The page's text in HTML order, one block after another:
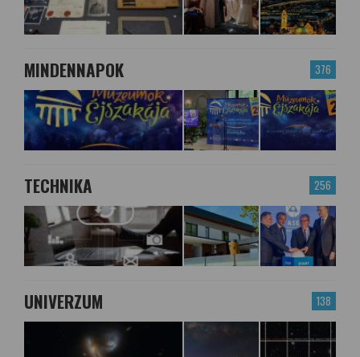
376
MINDENNAPOK
256
TECHNIKA
138
UNIVERZUM